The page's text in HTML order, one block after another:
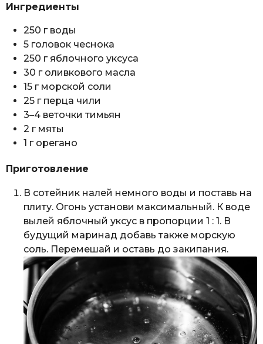
Ингредиенты
250 г воды
5 головок чеснока
250 г яблочного уксуса
30 г оливкового масла
15 г морской соли
25 г перца чили
3–4 веточки тимьян
2 г мяты
1 г орегано
Приготовление
В сотейник налей немного воды и поставь на
плиту. Огонь установи максимальный. К воде
вылей яблочный уксус в пропорции 1 : 1. В
будущий маринад добавь также морскую
соль. Перемешай и оставь до закипания.